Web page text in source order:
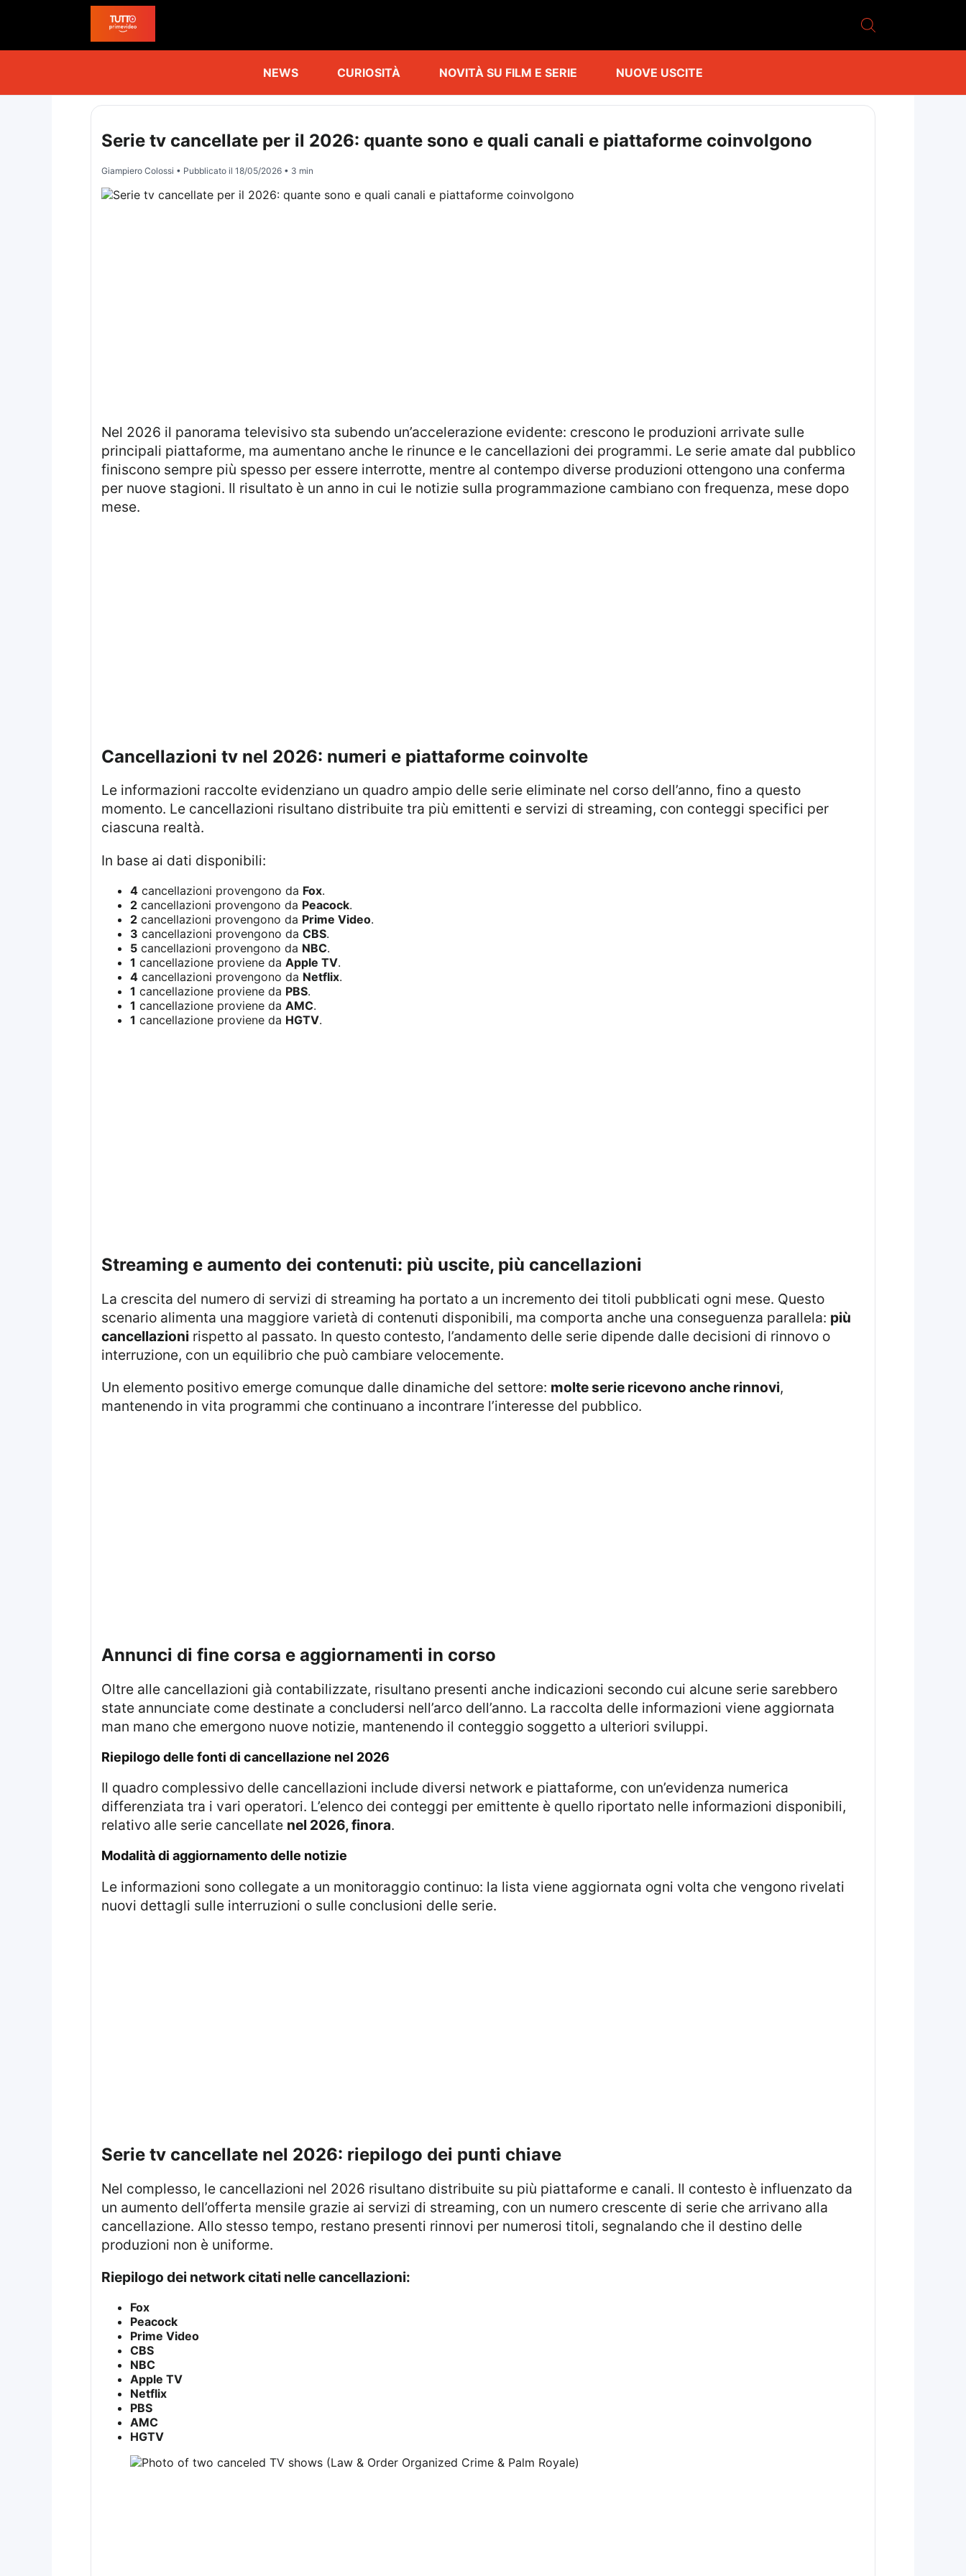
NEWS CURIOSITÀ NOVITÀ SU FILM E SERIE NUOVE USCITE
Serie tv cancellate per il 2026: quante sono e quali canali e piattaforme coinvolgono
Giampiero Colossi • Pubblicato il 18/05/2026• 3 min
Nel 2026 il panorama televisivo sta subendo un’accelerazione evidente: crescono le produzioni arrivate sulle
principali piattaforme, ma aumentano anche le rinunce e le cancellazioni dei programmi. Le serie amate dal pubblico
finiscono sempre più spesso per essere interrotte, mentre al contempo diverse produzioni ottengono una conferma
per nuove stagioni. Il risultato è un anno in cui le notizie sulla programmazione cambiano con frequenza, mese dopo
mese.
cancellazioni tv nel 2026: numeri e piattaforme coinvolte
Le informazioni raccolte evidenziano un quadro ampio delle serie eliminate nel corso dell’anno, fino a questo
momento. Le cancellazioni risultano distribuite tra più emittenti e servizi di streaming, con conteggi specifici per
ciascuna realtà.
In base ai dati disponibili:
4cancellazioni provengono da Fox.
2cancellazioni provengono da Peacock.
2cancellazioni provengono da Prime Video.
3 cancellazioni provengono da CBS.
5cancellazioni provengono da NBC.
1 cancellazione proviene da Apple TV.
4cancellazioni provengono da Netflix.
1 cancellazione proviene da PBS.
1 cancellazione proviene da AMC.
1 cancellazione proviene da HGTV.
streaming e aumento dei contenuti: più uscite, più cancellazioni
La crescita del numero di servizi di streaming ha portato a un incremento dei titoli pubblicati ogni mese. Questo
scenario alimenta una maggiore varietà di contenuti disponibili, ma comporta anche una conseguenza parallela: più
cancellazioni rispetto al passato. In questo contesto, l’andamento delle serie dipende dalle decisioni di rinnovo o
interruzione, con un equilibrio che può cambiare velocemente.
Un elemento positivo emerge comunque dalle dinamiche del settore: molte serie ricevono anche rinnovi,
mantenendo in vita programmi che continuano a incontrare l’interesse del pubblico.
annunci di fine corsa e aggiornamenti in corso
Oltre alle cancellazioni già contabilizzate, risultano presenti anche indicazioni secondo cui alcune serie sarebbero
state annunciate come destinate a concludersi nell’arco dell’anno. La raccolta delle informazioni viene aggiornata
man mano che emergono nuove notizie, mantenendo il conteggio soggetto a ulteriori sviluppi.
riepilogo delle fonti di cancellazione nel 2026
Il quadro complessivo delle cancellazioni include diversi network e piattaforme, con un’evidenza numerica
differenziata tra i vari operatori. L’elenco dei conteggi per emittente è quello riportato nelle informazioni disponibili,
relativo alle serie cancellate nel 2026, finora.
modalità di aggiornamento delle notizie
Le informazioni sono collegate a un monitoraggio continuo: la lista viene aggiornata ogni volta che vengono rivelati
nuovi dettagli sulle interruzioni o sulle conclusioni delle serie.
serie tv cancellate nel 2026: riepilogo dei punti chiave
Nel complesso, le cancellazioni nel 2026 risultano distribuite su più piattaforme e canali. Il contesto è influenzato da
un aumento dell’offerta mensile grazie ai servizi di streaming, con un numero crescente di serie che arrivano alla
cancellazione. Allo stesso tempo, restano presenti rinnovi per numerosi titoli, segnalando che il destino delle
produzioni non è uniforme.
Riepilogo dei network citati nelle cancellazioni:
Fox
Peacock
Prime Video
CBS
NBC
Apple TV
Netflix
PBS
AMC
HGTV